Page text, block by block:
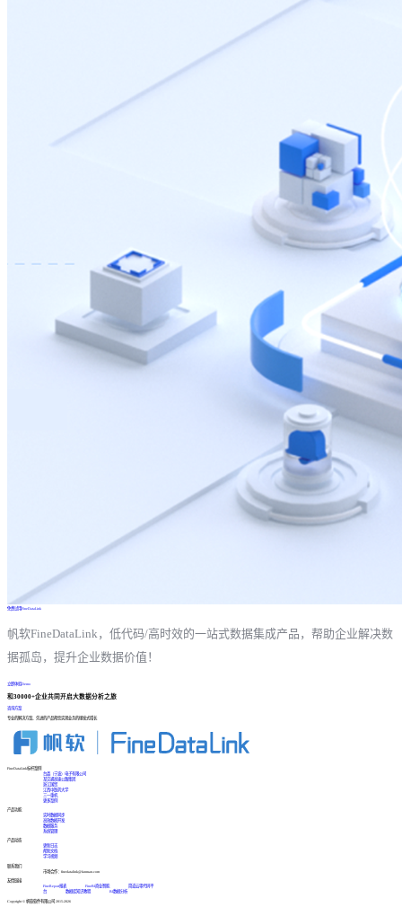
免费试用FineDataLink
帆软FineDataLink，低代码/高时效的一站式数据集成产品，帮助企业解决数
据孤岛，提升企业数据价值！
立即体验Demo
和30000+企业共同开启大数据分析之旅
咨询方案
专业的解决方案、先进的产品帮您实现业务的爆发式增长
FineDataLink标杆案例
台晶（宁波）电子有限公司
某交通高速公路集团
浙江国贸
江西中医药大学
三一重机
更多案例
产品功能
实时数据同步
高效数据开发
数据服务
系统管理
产品动态
更新日志
帮助文档
学习视频
联系我们
市场合作：finedatalink@fanruan.com
友情链接
FineReport报表
FineBI商业智能
简道云零代码平
台
数据库知识教程 BI数据分析
Copyright © 帆软软件有限公司 2015-2026